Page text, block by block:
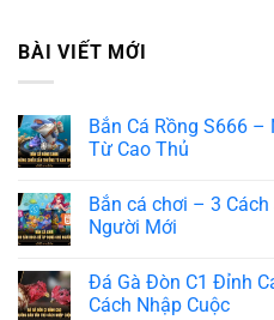
BÀI VIẾT MỚI
Bắn Cá Rồng S666
Từ Cao Thủ
Bắn cá chơi – 3
Người Mới
Đá Gà Đòn C1 Đỉnh
Cách Nhập Cuộc